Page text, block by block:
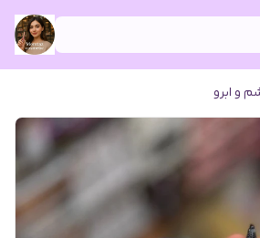
و ابرو